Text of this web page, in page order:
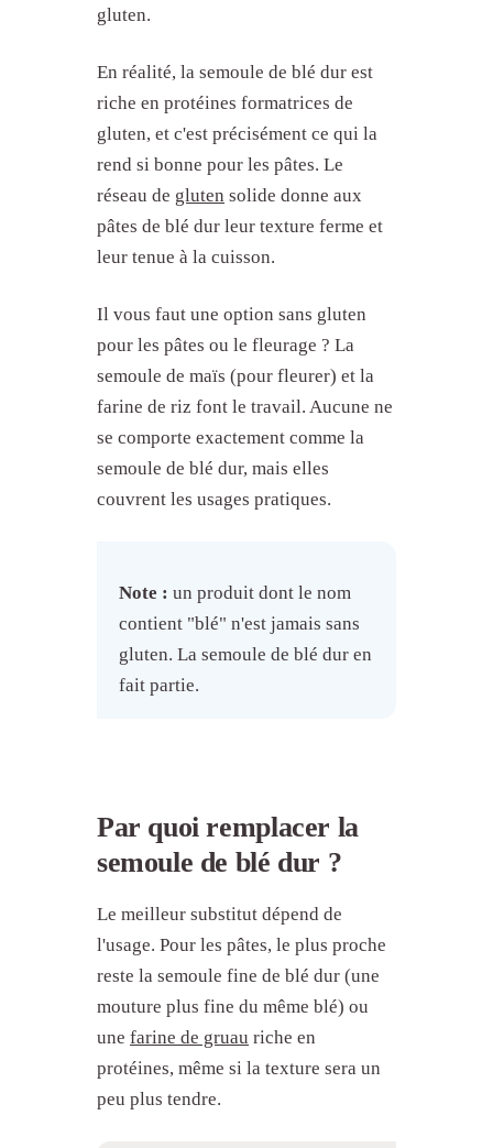
De quoi est faite la semoule de
Quelle différence entre semoule et
La semoule de blé dur est-elle
Par quoi remplacer la semoule de
Quelles sont les erreurs fréquentes
gluten.
En réalité, la semoule de blé dur est
riche en protéines formatrices de
gluten, et c'est précisément ce qui la
rend si bonne pour les pâtes. Le
réseau de gluten solide donne aux
pâtes de blé dur leur texture ferme et
leur tenue à la cuisson.
Il vous faut une option sans gluten
pour les pâtes ou le fleurage ? La
semoule de maïs (pour fleurer) et la
farine de riz font le travail. Aucune ne
se comporte exactement comme la
semoule de blé dur, mais elles
couvrent les usages pratiques.
Note : un produit dont le nom
contient "blé" n'est jamais sans
gluten. La semoule de blé dur en
fait partie.
Par quoi remplacer la
semoule de blé dur ?
Le meilleur substitut dépend de
l'usage. Pour les pâtes, le plus proche
reste la semoule fine de blé dur (une
mouture plus fine du même blé) ou
une farine de gruau riche en
protéines, même si la texture sera un
peu plus tendre.